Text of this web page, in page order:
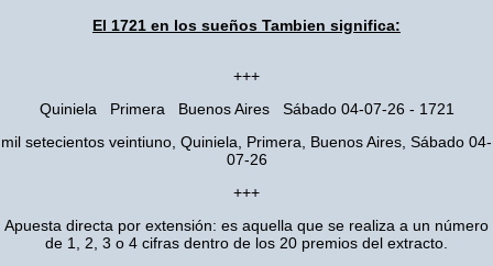
El 1721 en los sueños Tambien significa:
+++
Quiniela Primera Buenos Aires Sábado 04-07-26 - 1721
mil setecientos veintiuno, Quiniela, Primera, Buenos Aires, Sábado 04-
07-26
+++
Apuesta directa por extensión: es aquella que se realiza a un número
de 1, 2, 3 o 4 cifras dentro de los 20 premios del extracto.